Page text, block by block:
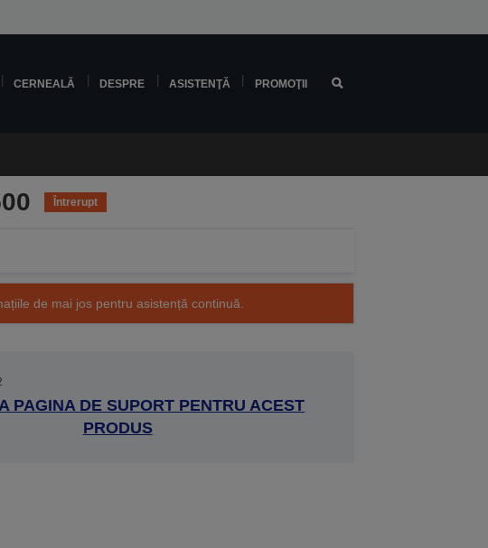
CERNEALĂ DESPRE ASISTENŢĂ PROMOŢII
Întrerupt
de mai jos pentru asistență continuă.
PAGINA DE SUPORT PENTRU ACEST
PRODUS